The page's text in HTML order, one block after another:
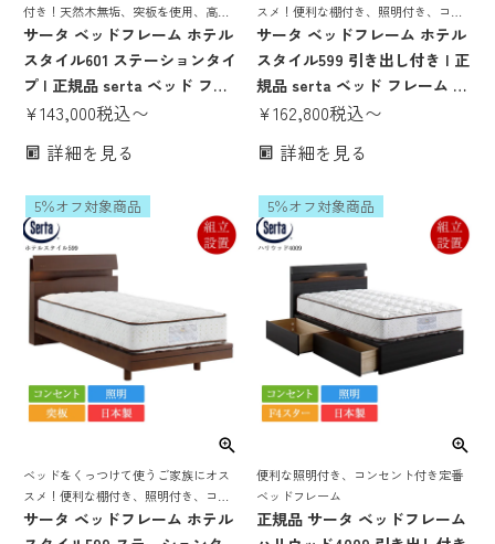
付き！天然木無垢、突板を使用、高級
感、温かみのあるサータ 定番ベッドフ
レーム
サータ ベッドフレーム ホテル
スタイル601 ステーションタイ
プ | 正規品 serta ベッド フレ
ーム のみ 突板 日本製 国産 F4
き 宮付き 棚付き 照明付き コ
グル セミダブル ダブル クイー
ン1
¥143,000税込〜
詳細を見る
スメ！便利な棚付き、照明付き、コン
セント付き！突板を使用、高級感、温
かみのあるサータ 定番ベッドフレーム
サータ ベッドフレーム ホテル
スタイル599 引き出し付き | 正
規品 serta ベッド フレーム の
み 突板 日本製 国産 F4スター
付き 照明付き コンセント付き
ル ダブル クイーン1
¥162,800税込〜
詳細を見る
ベッドをくっつけて使うご家族にオス
スメ！便利な棚付き、照明付き、コン
セント付き！突板を使用、高級感、温
かみのあるサータ 定番ベッドフレーム
サータ ベッドフレーム ホテル
5％オフ対象商品
便利な照明付き、コンセント付き定番
ベッドフレーム
正規品 サータ ベッドフレーム
5％オフ対象商品